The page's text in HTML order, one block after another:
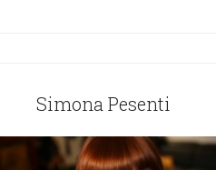
Simona Pesenti